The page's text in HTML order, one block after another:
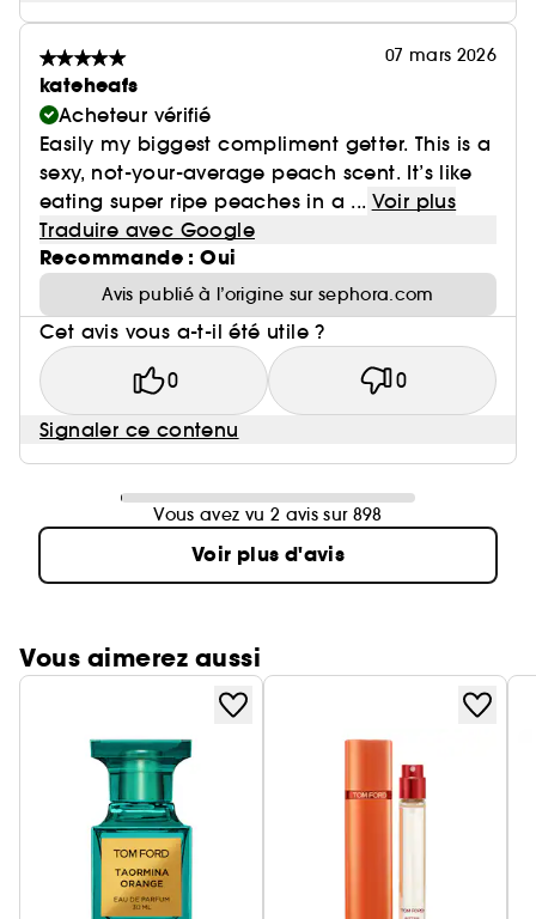
07 mars 2026
kateheafs
Acheteur vérifié
Easily my biggest compliment getter. This is a
sexy, not-your-average peach scent. It’s like
eating super ripe peaches in a ... Voir plus
Traduire avec Google
Recommande : Oui
Avis publié à l’origine sur sephora.com
Cet avis vous a-t-il été utile ?
0 0
Signaler ce contenu
Vous avez vu 2 avis sur 898
Voir plus d'avis
Vous aimerez aussi